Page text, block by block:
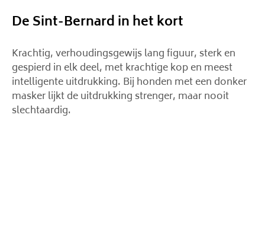
De Sint-Bernard in het kort
Krachtig, verhoudingsgewijs lang figuur, sterk en
gespierd in elk deel, met krachtige kop en meest
intelligente uitdrukking. Bij honden met een donker
masker lijkt de uitdrukking strenger, maar nooit
slechtaardig.